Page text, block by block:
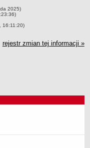
2025)
16:11:20)
rejestr zmian tej informacji »